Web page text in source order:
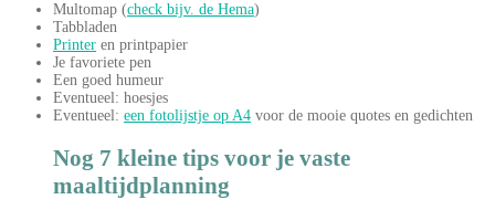
Multomap (check bijv. de Hema)
Tabbladen
Printer en printpapier
Je favoriete pen
Een goed humeur
Eventueel: hoesjes
Eventueel: een fotolijstje op A4 voor de mooie quotes en gedichten
Nog 7 kleine tips voor je vaste
maaltijdplanning